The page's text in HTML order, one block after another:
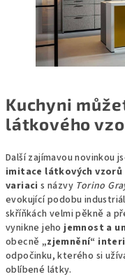
Kuchyni
látkového
Další zajímavou novinkou
imitace látkových vzorů
variaci s názvy Torino
evokující podobu
skříňkách velmi pěkně a
vynikne jehojemnost a
obecně „zjemnění“
odpočinku, kterého si
oblíbené látky.